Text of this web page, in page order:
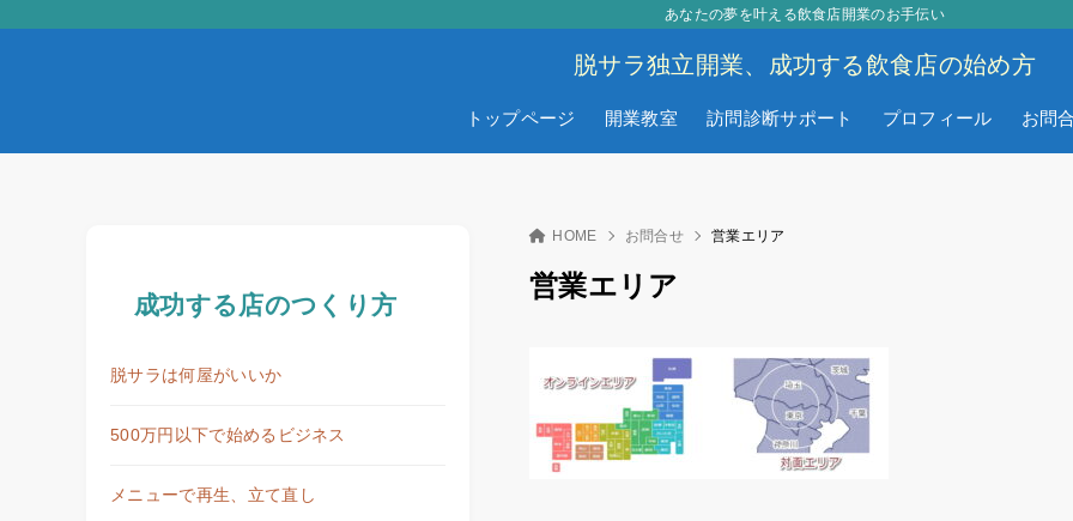
脱サラ独立開業、成功する飲食店の始め方
あなたの夢を叶える飲食店開業のお手伝い
トップページ 開業教室 訪問診断サポート プロフィール お問
HOME お問合せ 営業エリア
営業エリア
成功する店のつくり方
脱サラは何屋がいいか
500万円以下で始めるビジネス
メニューで再生、立て直し